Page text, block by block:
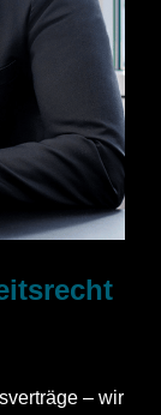
– wir